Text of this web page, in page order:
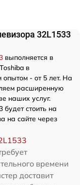
32L1533
выполняется в
в
- от 5 лет. На
расширенную
наших услуг.
будет стоить на
на сайте через
времени
доставит